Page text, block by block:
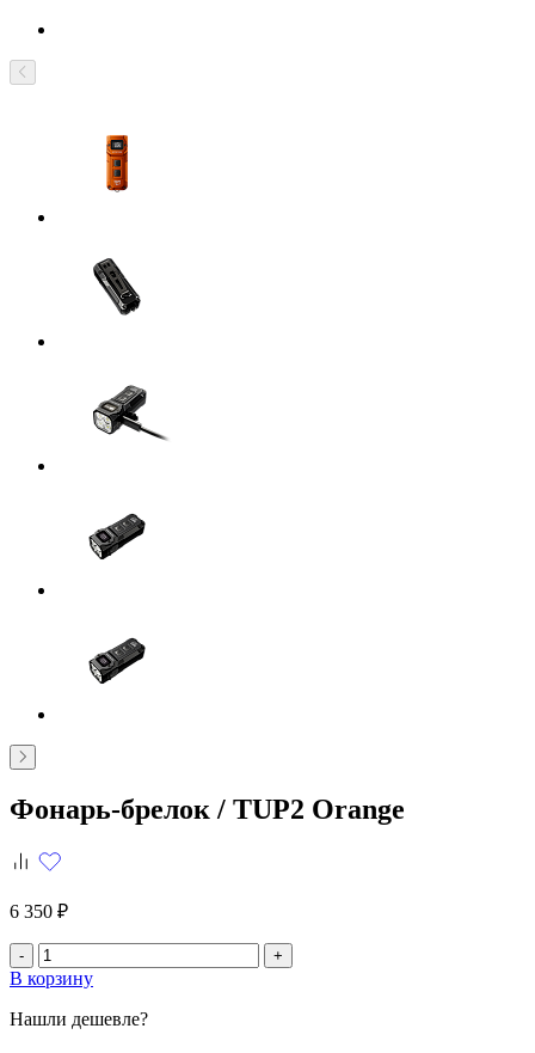
Фонарь-брелок / TUP2 Orange
6 350 ₽
- +
В корзину
Нашли дешевле?